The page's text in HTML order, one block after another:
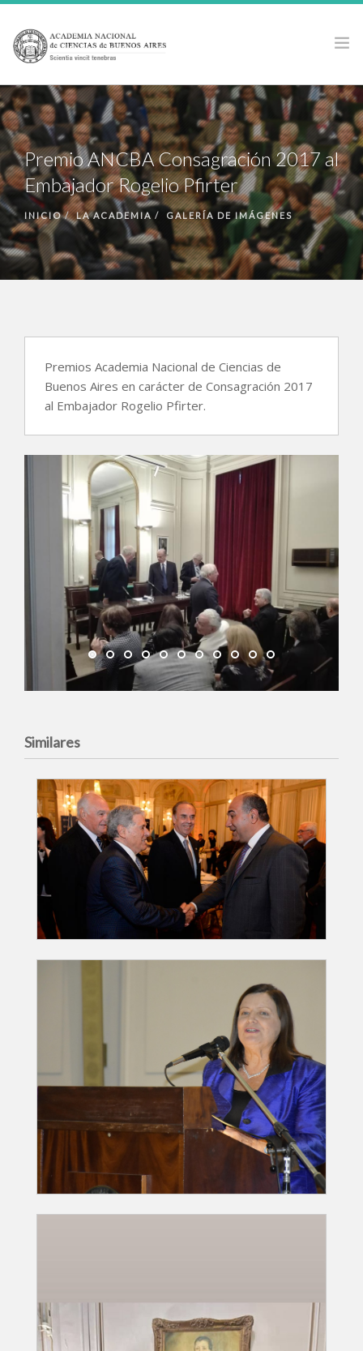
LA ACADEMIA
ACTIVIDADES
PUBLICACIONES
PREMIOS Y BECAS
NOTICIAS
ANCBA EN LOS MEDIOS
Premio ANCBA Consagración 2017 al
Embajador Rogelio Pfirter
INICIO LA ACADEMIA GALERÍA DE IMÁGENES
Premios Academia Nacional de Ciencias de
Buenos Aires en carácter de Consagración 2017
al Embajador Rogelio Pfirter.
Similares